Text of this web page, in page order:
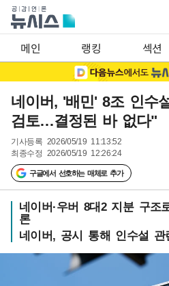
메인 랭킹 섹션
네이버, '배민' 8조 인수
검토…결정된 바 없다"
기사등록 2026/05/19 11:13:52
최종수정 2026/05/19 12:26:24
구글에서 선호하는 매체로 추가
네이버·우버 8대2 지분 구조
론
네이버, 공시 통해 인수설